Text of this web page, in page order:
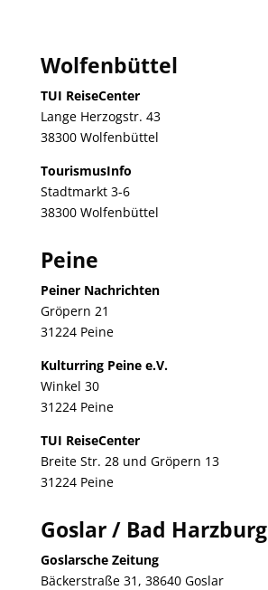
Wolfenbüttel
TUI ReiseCenter
Lange Herzogstr. 43
38300 Wolfenbüttel
TourismusInfo
Stadtmarkt 3-6
38300 Wolfenbüttel
Peine
Peiner Nachrichten
Gröpern 21
31224 Peine
Kulturring Peine e.V.
Winkel 30
31224 Peine
TUI ReiseCenter
Breite Str. 28 und Gröpern 13
31224 Peine
Goslar / Bad Harzburg
Goslarsche Zeitung
Bäckerstraße 31, 38640 Goslar